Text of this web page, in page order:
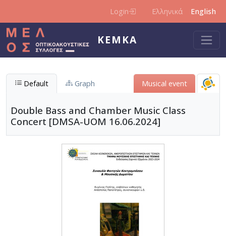
Login Ελληνικά English
KEMKA
Default Graph Μusical event
Double Bass and Chamber Music Class
Concert [DMSA-UOM 16.06.2024]